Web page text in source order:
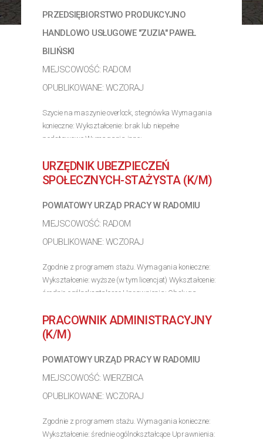
PRZEDSIĘBIORSTWO PRODUKCYJNO
HANDLOWO USŁUGOWE "ZUZIA" PAWEŁ
BILIŃSKI
MIEJSCOWOŚĆ: RADOM
OPUBLIKOWANE: WCZORAJ
Szycie na maszynie overlock, stegnówka Wymagania
konieczne: Wykształcenie: brak lub niepełne
podstawowe Wymagania inne:
URZĘDNIK UBEZPIECZEŃ
SPOŁECZNYCH-STAŻYSTA (K/M)
POWIATOWY URZĄD PRACY W RADOMIU
MIEJSCOWOŚĆ: RADOM
OPUBLIKOWANE: WCZORAJ
Zgodnie z programem stażu. Wymagania konieczne:
Wykształcenie: wyższe (w tym licencjat) Wykształcenie:
średnie ogólnokształcące Uprawnienia: Obsługa
>> Poznaj szczegóły oferty
PRACOWNIK ADMINISTRACYJNY
(K/M)
POWIATOWY URZĄD PRACY W RADOMIU
MIEJSCOWOŚĆ: WIERZBICA
OPUBLIKOWANE: WCZORAJ
Zgodnie z programem stażu. Wymagania konieczne:
Wykształcenie: średnie ogólnokształcące Uprawnienia: